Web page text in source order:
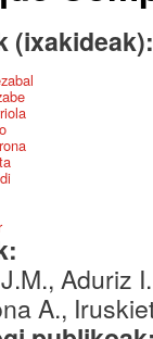
Aduriz
A.,